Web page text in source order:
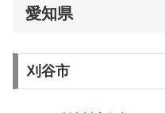
愛知県
刈谷市